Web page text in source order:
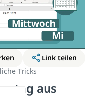
Link teilen
Tricks
aus